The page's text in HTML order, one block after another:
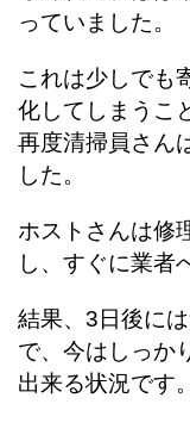
っていました。
これは少しでも
化してしまうこ
再度清掃員さん
した。
ホストさんは修
し、すぐに業者
結果、3日後に
で、今はしっか
出来る状況です。